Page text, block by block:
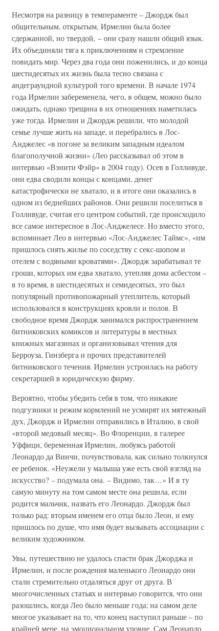
Несмотря на разницу в темпераменте – Джордж был
общительным, открытым, Ирмелин была более
сдержанной, но твердой, – они сразу нашли общий язык.
Их объединяли тяга к приключениям и стремление
повидать мир. Через два года они поженились, и до конца
шестидесятых их жизнь была тесно связана с
андеграундной культурой того времени. В начале 1974
года Ирмелин забеременела, чего, в общем, можно было
ожидать, однако трещина в их отношениях наметилась
уже тогда. Ирмелин и Джордж решили, что молодой
семье лучше жить на западе, и перебрались в Лос-
Анджелес «в погоне за великим западным идеалом
благополучной жизни» (Лео рассказывал об этом в
интервью «Вэнити Фэйр» в 2004 году). Осев в Голливуде,
они едва сводили концы с концами, денег
катастрофически не хватало, и в итоге они оказались в
одном из беднейших районов. Они решили поселиться в
Голливуде, считая его центром событий, где происходило
все самое интересное в Лос-Анджелесе. Но вместо этого,
вспоминает Лео в интервью «Лос-Анджелес Таймс», «им
пришлось снять жилье по соседству с секс-шопом и
отелем с водяными кроватями». Джордж зарабатывал те
гроши, которых им едва хватало, утепляя дома асбестом –
в то время, в шестидесятых и семидесятых, это был
популярный противопожарный утеплитель, который
использовался в конструкциях кровли и полов. В
свободное время Джордж занимался распространением
битниковских комиксов и литературы в местных
книжных магазинах и организовывал чтения для
Берроуза, Гинзберга и прочих представителей
битниковского течения. Ирмелин устроилась на работу
секретаршей в юридическую фирму.
Вероятно, чтобы убедить себя в том, что никакие
подгузники и режим кормлений не усмирят их мятежный
дух, Джордж и Ирмелин отправились в Италию, в свой
«второй медовый месяц». Во Флоренции, в галерее
Уффици, беременная Ирмелин, любуясь работой
Леонардо да Винчи, почувствовала, как сильно толкнулся
ее ребенок. «Неужели у малыша уже есть свой взгляд на
искусство? – подумала она. – Видимо, так…» И в ту
самую минуту на том самом месте она решила, если
родится мальчик, назвать его Леонардо. Джордж был
только рад: вторым именем его отца было Леон, и ему
пришлось по душе, что имя будет вызывать ассоциации с
великим художником.
Увы, путешествию не удалось спасти брак Джорджа и
Ирмелин, и после рождения маленького Леонардо они
стали стремительно отдаляться друг от друга. В
многочисленных статьях и интервью говорится, что они
разошлись, когда Лео было меньше года; на самом деле
многое указывает на то, что конец наступил раньше – по
крайней мере, на эмоциональном уровне. Сам Леонардо